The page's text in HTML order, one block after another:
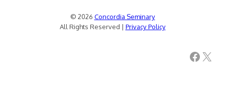
© 2026 Concordia Seminary
All Rights Reserved | Privacy Policy
Facebook X